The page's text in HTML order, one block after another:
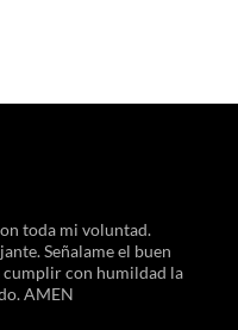
toda mi voluntad.
Señalame el buen
cumplir con humildad la
AMEN